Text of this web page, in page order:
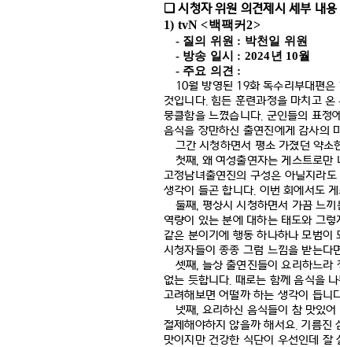
❑ 시청자 위원 의견제시 세부 내용
1) tvN <백팩커2>
- 질의 위원 : 박천일 위원
- 방송 일시 : 2024년 10월
- 주요 의견 :
10월 방영된 19화 독수리부대편
것입니다.힘든 훈련과정을 마치고
뭉클함을 느꼈습니다. 군인들의 표정
음식을 장만하신 출연진에게 감사의
그간 시청하면서 평소 가졌던 약소
첫째, 왜 여성출연자는 게스트로만
고정남녀출연진의 구성은 아닐지라
생각이 들곤 합니다. 이번 회에서도
둘째, 평상시 시청하면서 가끔 느
역량이 있는 분에 대하는 태도와 그
같은 분이기에 행동 하나하나 모범이
시청자들이 종종 그럼 느낌을 받는다
셋째, 늘상 출연진들이 요리하느라
없는 듯합니다. 때로는 함께 음식을
고려해보면 어떨까 하는 생각이 듭니
넷째, 요리하신 음식들이 참 맛있
절제해야하지 않을까 해서요. 기름진
맛이지만 건강한 식단이 우선인데 잘